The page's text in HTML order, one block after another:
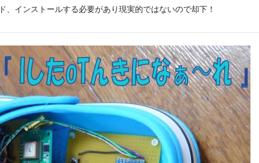
、インストールする必要があり現実的ではないので却下！